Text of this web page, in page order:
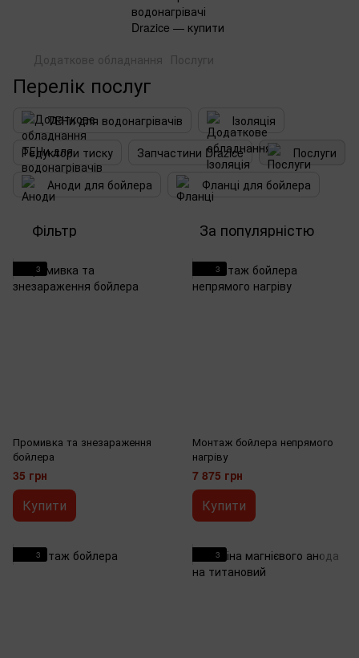
Додаткове обладнання Послуги
Перелік послуг
ТЕНи для водонагрівачів
Ізоляція
Редуктори тиску
Запчастини Drazice
Послуги
Аноди для бойлера
Фланці для бойлера
Фільтр За популярністю
3
Промивка та знезараження
бойлера
35 грн
Купити
3
Монтаж бойлера непрямого
нагріву
7 875 грн
Купити
3 3